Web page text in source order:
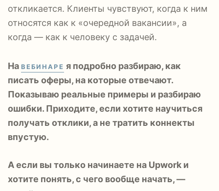
откликается. Клиенты чувствуют, когда к ним
относятся как к «очередной вакансии», а
когда — как к человеку с задачей.
На ВЕБИНАРЕ я подробно разбираю, как
писать оферы, на которые отвечают.
Показываю реальные примеры и разбираю
ошибки. Приходите, если хотите научиться
получать отклики, а не тратить коннекты
впустую.
А если вы только начинаете на Upwork и
хотите понять, с чего вообще начать, —